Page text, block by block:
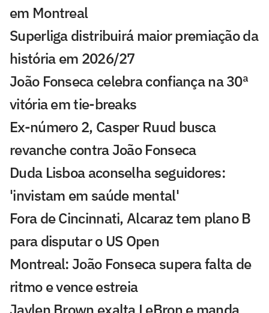
em Montreal
Superliga distribuirá maior premiação da
história em 2026/27
João Fonseca celebra confiança na 30ª
vitória em tie-breaks
Ex-número 2, Casper Ruud busca
revanche contra João Fonseca
Duda Lisboa aconselha seguidores:
'invistam em saúde mental'
Fora de Cincinnati, Alcaraz tem plano B
para disputar o US Open
Montreal: João Fonseca supera falta de
ritmo e vence estreia